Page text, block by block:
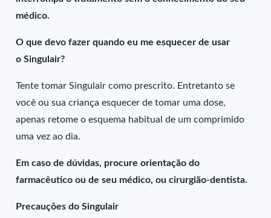
médico.
O que devo fazer quando eu me esquecer de usar
o Singulair?
Tente tomar Singulair como prescrito. Entretanto se
você ou sua criança esquecer de tomar uma dose,
apenas retome o esquema habitual de um comprimido
uma vez ao dia.
Em caso de dúvidas, procure orientação do
farmacêutico ou de seu médico, ou cirurgião-dentista.
Precauções do Singulair